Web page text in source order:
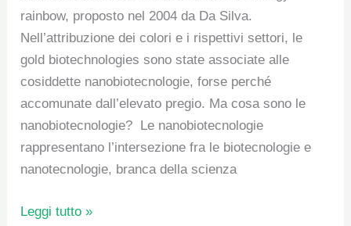
rainbow, proposto nel 2004 da Da Silva.
Nell’attribuzione dei colori e i rispettivi settori, le
gold biotechnologies sono state associate alle
cosiddette nanobiotecnologie, forse perché
accomunate dall’elevato pregio. Ma cosa sono le
nanobiotecnologie? Le nanobiotecnologie
rappresentano l’intersezione fra le biotecnologie e
nanotecnologie, branca della scienza
Leggi tutto »